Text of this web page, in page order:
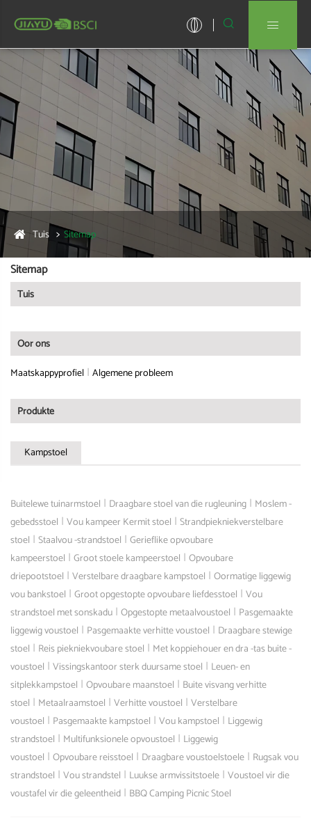
 
Tuis Sitemap
Sitemap
Tuis
Oor ons
Maatskappyprofiel | Algemene probleem
Produkte
Kampstoel
Buitelewe tuinarmstoel | Draagbare stoel van die rugleuning | Moslem -
gebedsstoel | Vou kampeer Kermit stoel | Strandpiekniekverstelbare
stoel | Staalvou -strandstoel | Gerieflike opvoubare
kampeerstoel | Groot stoele kampeerstoel | Opvoubare
driepootstoel | Verstelbare draagbare kampstoel | Oormatige liggewig
vou bankstoel | Groot opgestopte opvoubare liefdesstoel | Vou
strandstoel met sonskadu | Opgestopte metaalvoustoel | Pasgemaakte
liggewig voustoel | Pasgemaakte verhitte voustoel | Draagbare stewige
stoel | Reis piekniekvoubare stoel | Met koppiehouer en dra -tas buite -
voustoel | Vissingskantoor sterk duursame stoel | Leuen- en
sitplekkampstoel | Opvoubare maanstoel | Buite visvang verhitte
stoel | Metaalraamstoel | Verhitte voustoel | Verstelbare
voustoel | Pasgemaakte kampstoel | Vou kampstoel | Liggewig
strandstoel | Multifunksionele opvoustoel | Liggewig
voustoel | Opvoubare reisstoel | Draagbare voustoelstoele | Rugsak vou
strandstoel | Vou strandstel | Luukse armvissitstoele | Voustoel vir die
voustafel vir die geleentheid | BBQ Camping Picnic Stoel